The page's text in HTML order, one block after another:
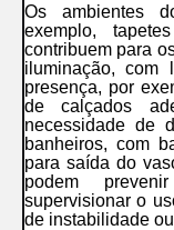
Os ambientes
exemplo,
contribuem para
iluminação, com
presença, por
de calçados
necessidade de
banheiros, com
para saída do
podem
supervisionar o
de instabilidade